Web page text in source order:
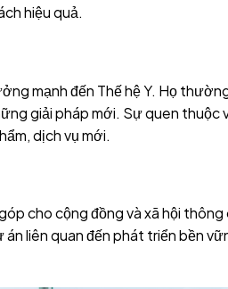
hiệu quả.
mạnh đến Thế hệ Y. Họ
giải pháp mới. Sự quen
dịch vụ mới.
cho cộng đồng và xã hội
liên quan đến phát triển bền